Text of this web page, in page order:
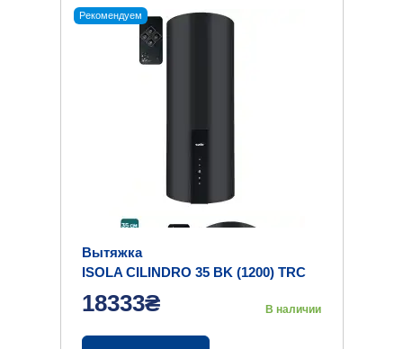
Рекомендуем
Вытяжка
ISOLA CILINDRO 35 BK (1200) TRC
MM
18333₴ В наличии